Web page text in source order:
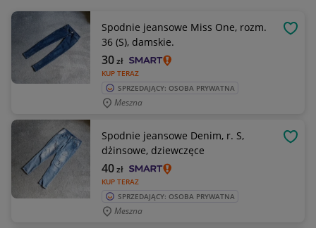
Spodnie jeansowe Miss One, rozm.
36 (S), damskie.
KUP TERAZ
30zł
SPRZEDAJĄCY: OSOBA PRYWATNA
Meszna
Spodnie jeansowe Denim, r. S,
dżinsowe, dziewczęce
KUP TERAZ
40zł
SPRZEDAJĄCY: OSOBA PRYWATNA
Meszna